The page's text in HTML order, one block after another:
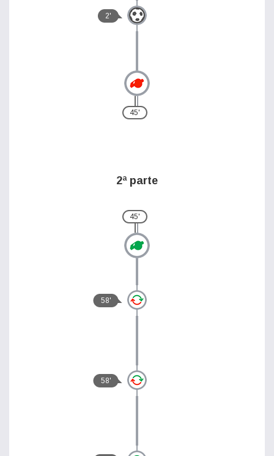
2'
45'
2ª parte
45'
58'
58'